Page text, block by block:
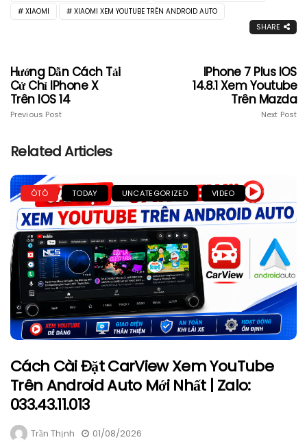
XIAOMI
XIAOMI XEM YOUTUBE TRÊN ANDROID AUTO
SHARE
Hướng Dẫn Cách Tải
Cử Chỉ IPhone X
Trên IOS 14
Previous Post
IPhone 7 Plus IOS
14.8.1 Xem Youtube
Trên Mazda
Next Post
Related Articles
ÔTÔ TODAY UNCATEGORIZED VIDEO
Cách Cài Đặt CarView Xem YouTube
Trên Android Auto Mới Nhất | Zalo:
033.43.11.013
Trần Thịnh 01/08/2026